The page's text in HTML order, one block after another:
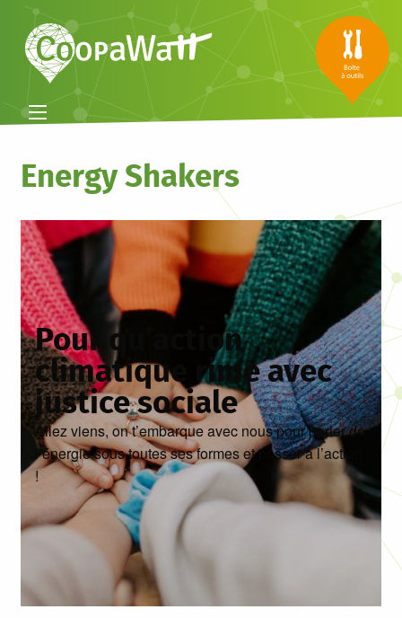
Energy Shakers
Pour qu’action
climatique rime avec
justice sociale
Allez viens, on t’embarque avec nous pour parler de
l’énergie sous toutes ses formes et passer à l’action
!